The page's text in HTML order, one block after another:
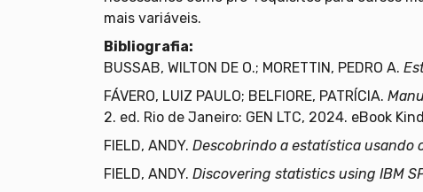
mais variáveis.
Bibliografia:
BUSSAB, WILTON DE O.; MORETTIN, PEDRO A.
FÁVERO, LUIZ PAULO; BELFIORE, PATRÍCIA.
2. ed. Rio de Janeiro: GEN LTC, 2024. eBook
FIELD, ANDY. Descobrindo a estatística usando
FIELD, ANDY. Discovering statistics using IBM